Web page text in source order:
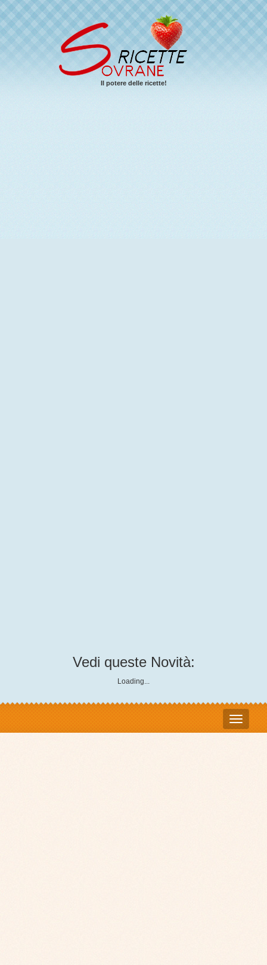
Il potere delle ricette!
Vedi queste Novità:
Loading...